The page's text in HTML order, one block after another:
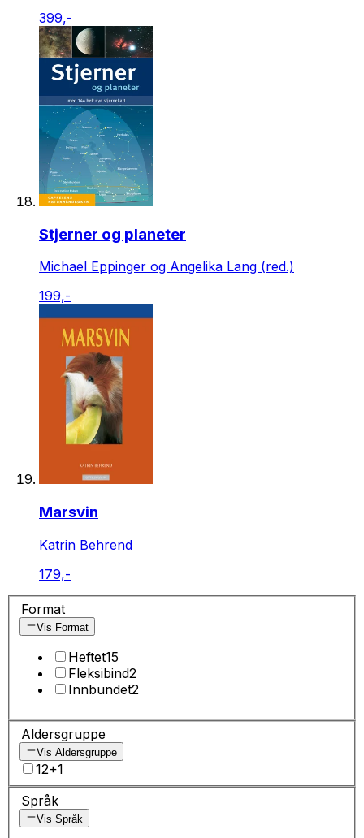
399,-
Stjerner og planeter
Michael Eppinger og Angelika Lang (red.)
199,-
Marsvin
Katrin Behrend
179,-
Format
Vis Format
Heftet15
Fleksibind2
Innbundet2
Aldersgruppe
Vis Aldersgruppe
12+1
Språk
Vis Språk